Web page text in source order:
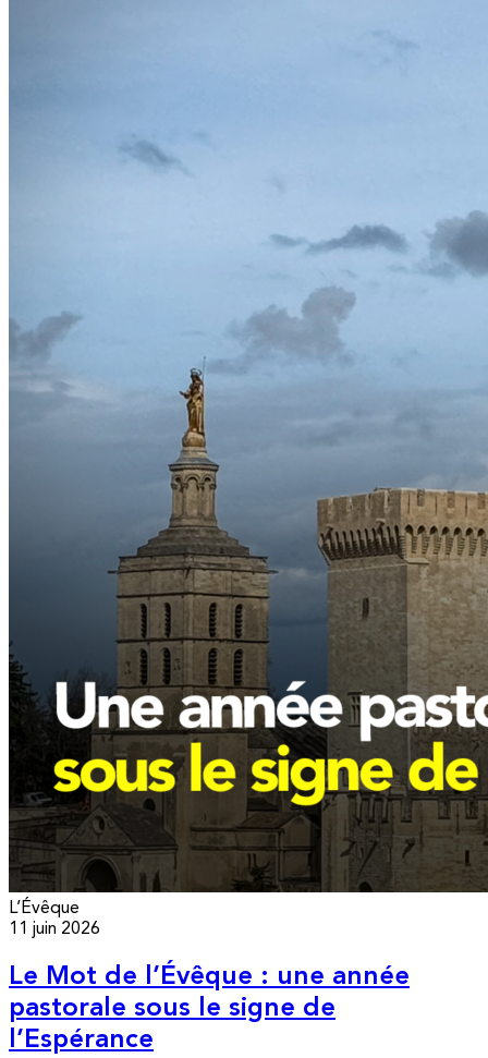
L’Évêque
11 juin 2026
Le Mot de l’Évêque : une année
pastorale sous le signe de
l’Espérance